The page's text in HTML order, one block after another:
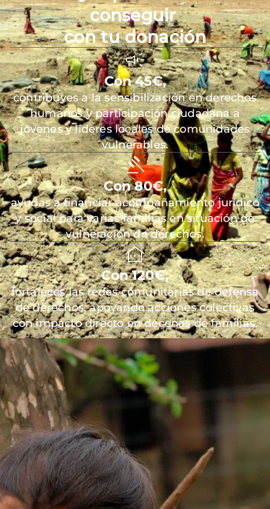
conseguir
con tu donación
Con 45€,
contribuyes a la sensibilización en derechos
humanos y participación ciudadana a
jóvenes y líderes locales de comunidades
vulnerables.
Con 80€,
ayudas a financiar acompañamiento jurídico
y social para varias familias en situación de
vulneración de derechos.
Con 120€,
fortaleces las redes comunitarias de defensa
de derechos, apoyando acciones colectivas
con impacto directo en decenas de familias.